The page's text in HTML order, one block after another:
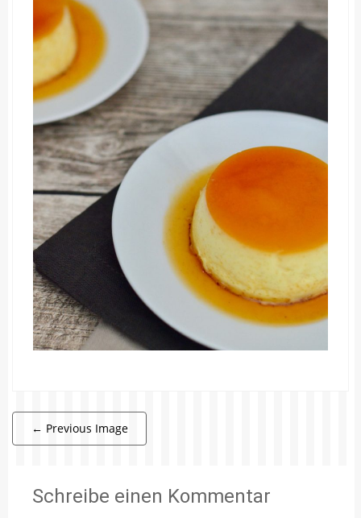
← Previous Image
Schreibe einen Kommentar